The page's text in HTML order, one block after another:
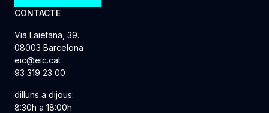
CONTACTE
Via Laietana, 39.
08003 Barcelona
eic@eic.cat
93 319 23 00
dilluns a dijous:
8:30h a 18:00h